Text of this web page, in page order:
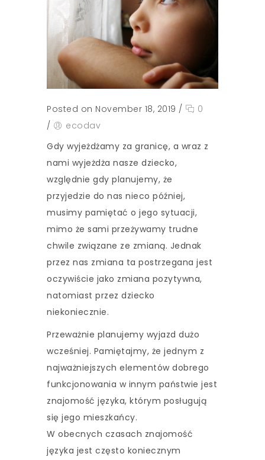
Posted on November 18, 2019 /
0
/
ecodav
Gdy wyjeżdżamy za granicę, a wraz z
nami wyjeżdża nasze dziecko,
względnie gdy planujemy, że
przyjedzie do nas nieco później,
musimy pamiętać o jego sytuacji,
mimo że sami przeżywamy trudne
chwile związane ze zmianą. Jednak
przez nas zmiana ta postrzegana jest
oczywiście jako zmiana pozytywna,
natomiast przez dziecko
niekoniecznie.
Przeważnie planujemy wyjazd dużo
wcześniej. Pamiętajmy, że jednym z
najważniejszych elementów dobrego
funkcjonowania w innym państwie jest
znajomość języka, którym posługują
się jego mieszkańcy.
W obecnych czasach znajomość
języka jest często koniecznym